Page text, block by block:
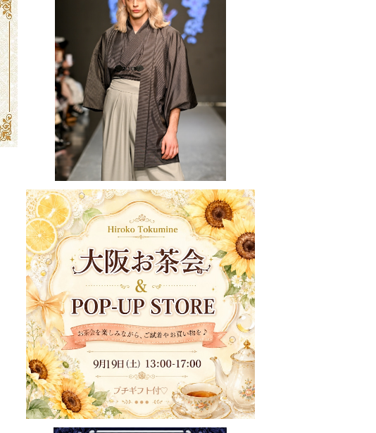
Mens セミオーダー
¥20,000
【9/19開催】大阪お茶会&POP-UP-STO
REチケット
¥5,500